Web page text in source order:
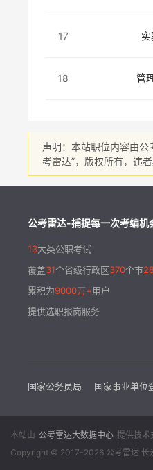
17 实
18 管
声明：本站职位内容由
考雷达”，版权所有，违者
公考雷达-捕捉每一次考编机
13大类公职考试
覆盖31个省级行政区370个市
累积为9000万+用户
提供选职报岗服务
国家公务员局 国家事业单位
本站由 公考雷达大数据中心 提供技术
Copyright © 2017-2026 公考雷达 长